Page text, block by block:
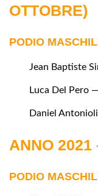
OTTOBRE)
PODIO
Jean Baptiste
Luca Del Pero
Daniel
ANNO 2021
PODIO